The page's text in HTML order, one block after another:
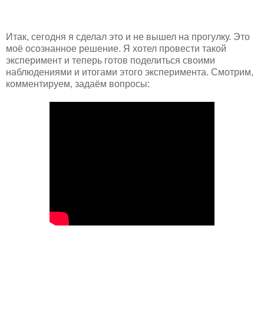
Итак, сегодня я сделал это и не вышел на прогулку. Это
моё осознанное решение. Я хотел провести такой
эксперимент и теперь готов поделиться своими
наблюдениями и итогами этого эксперимента. Смотрим,
комментируем, задаём вопросы: